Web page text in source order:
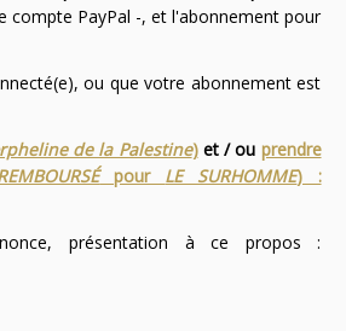
compte PayPal -, et l'abonnement pour
ou que votre abonnement est
de la Palestine)et / ou prendre
pour LE SURHOMME) :
présentation à ce propos :